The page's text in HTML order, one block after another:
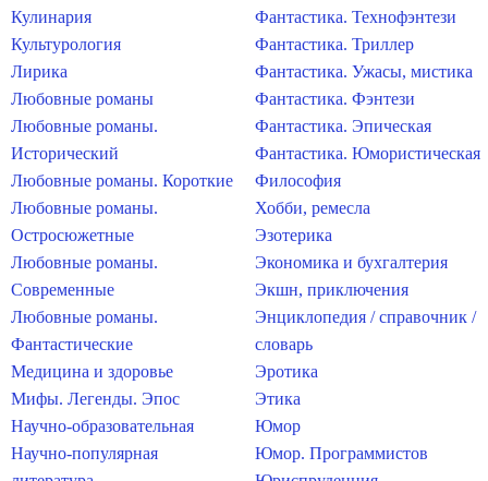
Кулинария
Культурология
Лирика
Любовные романы
Любовные романы.
Исторический
Любовные романы. Короткие
Любовные романы.
Остросюжетные
Любовные романы.
Современные
Любовные романы.
Фантастические
Медицина и здоровье
Мифы. Легенды. Эпос
Научно-образовательная
Научно-популярная
Фантастика. Технофэнтези
Фантастика. Триллер
Фантастика. Ужасы, мистика
Фантастика. Фэнтези
Фантастика. Эпическая
Фантастика. Юмористическая
Философия
Хобби, ремесла
Эзотерика
Экономика и бухгалтерия
Экшн, приключения
Энциклопедия / справочник /
словарь
Эротика
Этика
Юмор
Юмор. Программистов